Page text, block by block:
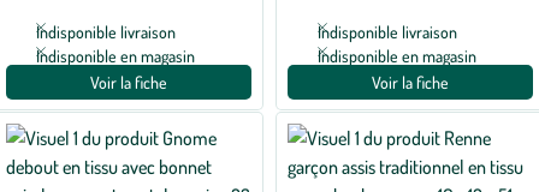
Indisponible livraison
Indisponible en magasin
Voir la fiche
Indisponible livraison
Indisponible en magasin
Voir la fiche